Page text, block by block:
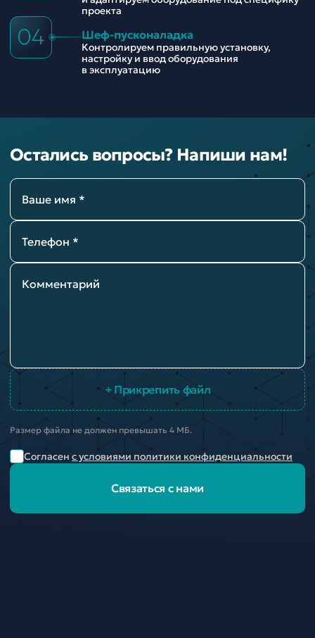
проекта
04 Шеф-пусконаладка
Контролируем правильную установку,
настройку и ввод оборудования
в эксплуатацию
Остались вопросы? Напиши нам!
Ваше имя *
Телефон *
Комментарий
+ Прикрепить файл
Размер файла не должен превышать 4 МБ.
Согласен с условиями политики конфиденциальности
Связаться с нами